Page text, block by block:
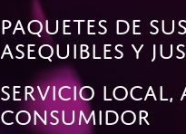
Paquetes de
asequibles y
Servicio local,
consumidor